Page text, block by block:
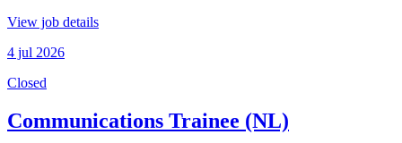
View job details
4 jul 2026
Closed
Communications Trainee (NL)